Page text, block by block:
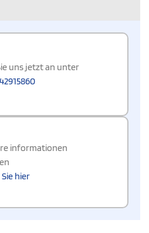
uns jetzt an unter
informationen
hier